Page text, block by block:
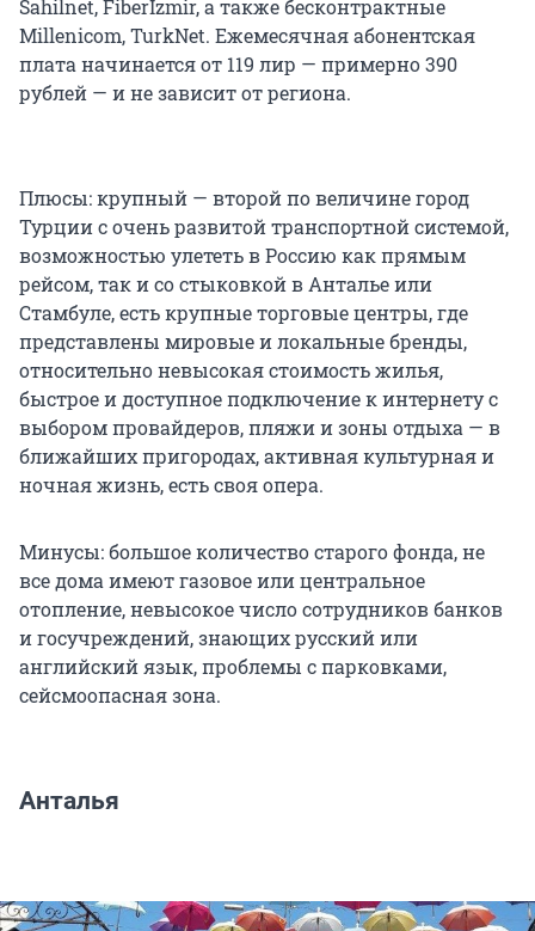
Sahilnet, FiberIzmir, а также бесконтрактные
Millenicom, TurkNet. Ежемесячная абонентская
плата начинается от 119 лир — примерно 390
рублей — и не зависит от региона.
Плюсы: крупный — второй по величине город
Турции с очень развитой транспортной системой,
возможностью улететь в Россию как прямым
рейсом, так и со стыковкой в Анталье или
Стамбуле, есть крупные торговые центры, где
представлены мировые и локальные бренды,
относительно невысокая стоимость жилья,
быстрое и доступное подключение к интернету с
выбором провайдеров, пляжи и зоны отдыха — в
ближайших пригородах, активная культурная и
ночная жизнь, есть своя опера.
Минусы: большое количество старого фонда, не
все дома имеют газовое или центральное
отопление, невысокое число сотрудников банков
и госучреждений, знающих русский или
английский язык, проблемы с парковками,
сейсмоопасная зона.
Анталья